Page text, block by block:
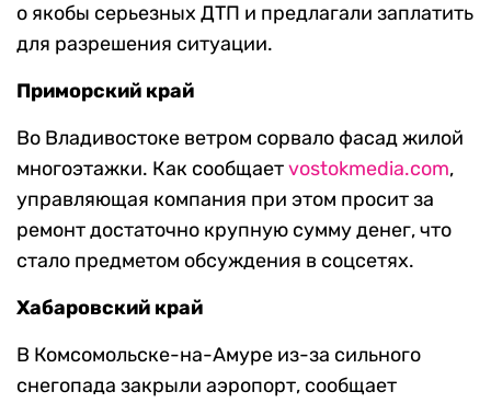
о якобы серьезных ДТП и предлагали заплатить
для разрешения ситуации.
Приморский край
Во Владивостоке ветром сорвало фасад жилой
многоэтажки. Как сообщаетvostokmedia.com,
управляющая компания при этом просит за
ремонт достаточно крупную сумму денег, что
стало предметом обсуждения в соцсетях.
Хабаровский край
В Комсомольске-на-Амуре из-за сильного
снегопада закрыли аэропорт, сообщает